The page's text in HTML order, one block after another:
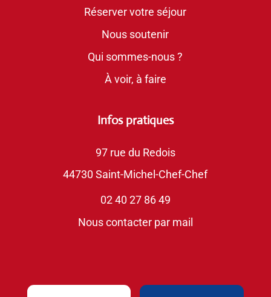
Réserver votre séjour
Nous soutenir
Qui sommes-nous ?
À voir, à faire
Infos pratiques
97 rue du Redois
44730 Saint-Michel-Chef-Chef
02 40 27 86 49
Nous contacter par mail